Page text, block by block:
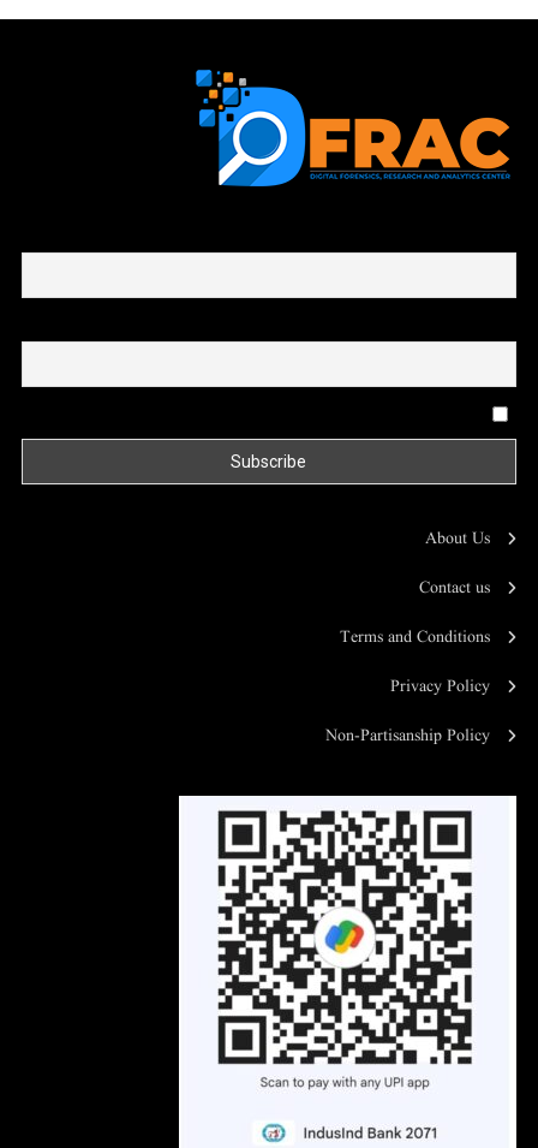
About Us
Contact us
Terms and Conditions
Privacy Policy
Non-Partisanship Policy